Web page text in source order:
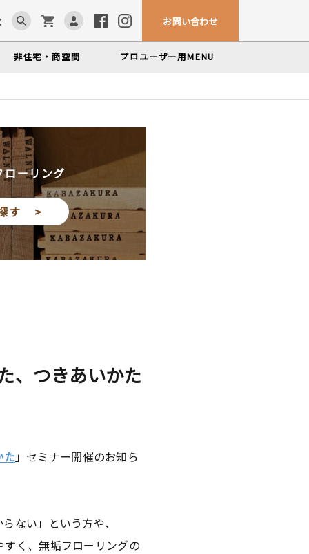
お問い合わせ
カウンター・テーブル
塗料・メンテナンス用品
製品カテゴリーから
「見る木活かす木」
世界の樹種
プロフィールや科学的データを検索
テナンスサービス
非住宅・商空間 プロユーザー用MENU
ーリング
す >
、つきあいかた
た」セミナー開催のお知ら
ない」という方や、
すく、無垢フローリングの